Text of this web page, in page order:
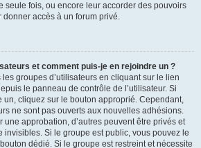
seule fois, ou encore leur accorder des pouvoirs
accès à un forum privé.
et comment puis-je en rejoindre un ?
groupes d’utilisateurs en cliquant sur le lien
le panneau de contrôle de l’utilisateur. Si
un, cliquez sur le bouton approprié. Cependant,
ne sont pas ouverts aux nouvelles adhésions.
approbation, d’autres peuvent être privés et
invisibles. Si le groupe est public, vous pouvez le
dédié. Si le groupe est restreint et nécessite